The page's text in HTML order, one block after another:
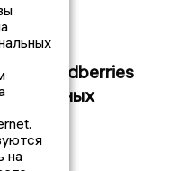
Wildberries
на